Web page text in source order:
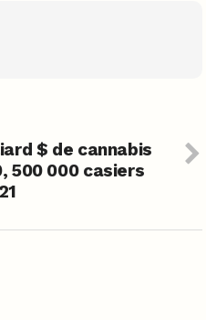
$ de cannabis
500 000 casiers